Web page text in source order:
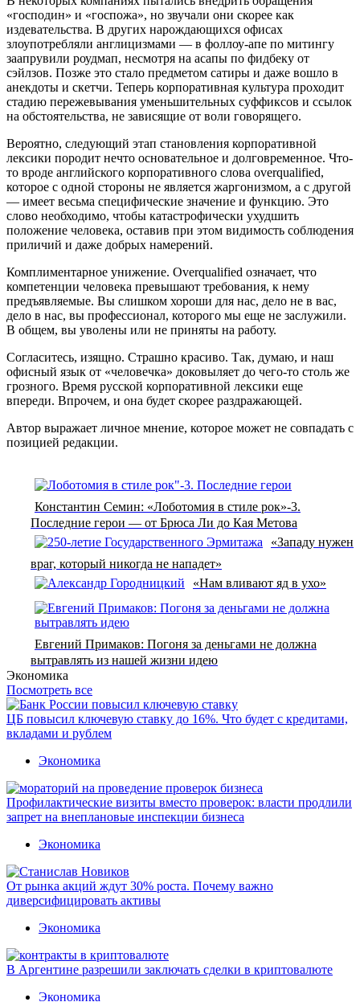
«господин» и «госпожа», но звучали они скорее как
издевательства. В других нарождающихся офисах
злоупотребляли англицизмами — в фоллоу-апе по митингу
заапрувили роудмап, несмотря на асапы по фидбеку от
сэйлзов. Позже это стало предметом сатиры и даже вошло в
анекдоты и скетчи. Теперь корпоративная культура проходит
стадию пережевывания уменьшительных суффиксов и ссылок
на обстоятельства, не зависящие от воли говорящего.
Вероятно, следующий этап становления корпоративной
лексики породит нечто основательное и долговременное. Что-
то вроде английского корпоративного слова overqualified,
которое с одной стороны не является жаргонизмом, а с другой
— имеет весьма специфические значение и функцию. Это
слово необходимо, чтобы катастрофически ухудшить
положение человека, оставив при этом видимость соблюдения
приличий и даже добрых намерений.
Комплиментарное унижение. Overqualified означает, что
компетенции человека превышают требования, к нему
предъявляемые. Вы слишком хороши для нас, дело не в вас,
дело в нас, вы профессионал, которого мы еще не заслужили.
В общем, вы уволены или не приняты на работу.
Согласитесь, изящно. Страшно красиво. Так, думаю, и наш
офисный язык от «человечка» доковыляет до чего-то столь же
грозного. Время русской корпоративной лексики еще
впереди. Впрочем, и она будет скорее раздражающей.
Автор выражает личное мнение, которое может не совпадать с
позицией редакции.
Константин Семин: «Лоботомия в стиле рок»-3.
Последние герои — от Брюса Ли до Кая Метова
«Западу нужен
враг, который никогда не нападет»
«Нам вливают яд в ухо»
Евгений Примаков: Погоня за деньгами не должна
вытравлять из нашей жизни идею
Экономика
Посмотреть все
ЦБ повысил ключевую ставку до 16%. Что будет с кредитами,
вкладами и рублем
Экономика
Профилактические визиты вместо проверок: власти продлили
запрет на внеплановые инспекции бизнеса
Экономика
От рынка акций ждут 30% роста. Почему важно
диверсифицировать активы
Экономика
В Аргентине разрешили заключать сделки в криптовалюте
Экономика